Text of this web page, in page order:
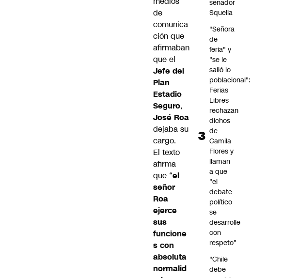
de
comunica
ción que
afirmaban
que el
Jefe del
Plan
Estadio
Seguro,
José Roa
dejaba su
cargo.
El texto
afirma
que “el
señor
Roa
ejerce
sus
funcione
s con
absoluta
normalid
senador
Squella
"Señora
de
feria" y
"se le
salió lo
poblacional":
Ferias
Libres
rechazan
dichos
de
Camila
Flores y
llaman
a que
"el
debate
político
se
desarrolle
con
respeto"
"Chile
debe